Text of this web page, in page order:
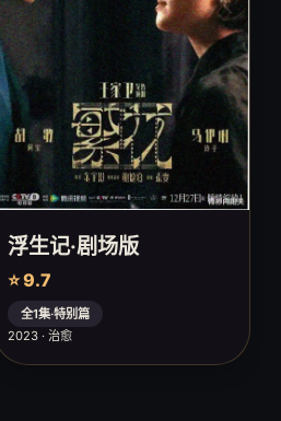
浮生记·剧场版
⭐ 9.7
全1集·特别篇
2023 · 治愈